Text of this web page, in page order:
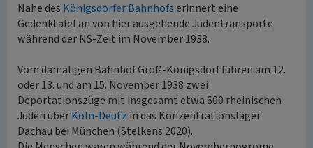
Nahe des Königsdorfer Bahnhofs erinnert eine
Gedenktafel an von hier ausgehende Judentransporte
während der NS-Zeit im November 1938.
Vom damaligen Bahnhof Groß-Königsdorf fuhren am 12.
oder 13. und am 15. November 1938 zwei
Deportationszüge mit insgesamt etwa 600 rheinischen
Juden überKöln-Deutz in das Konzentrationslager
Dachau bei München (Stelkens 2020).